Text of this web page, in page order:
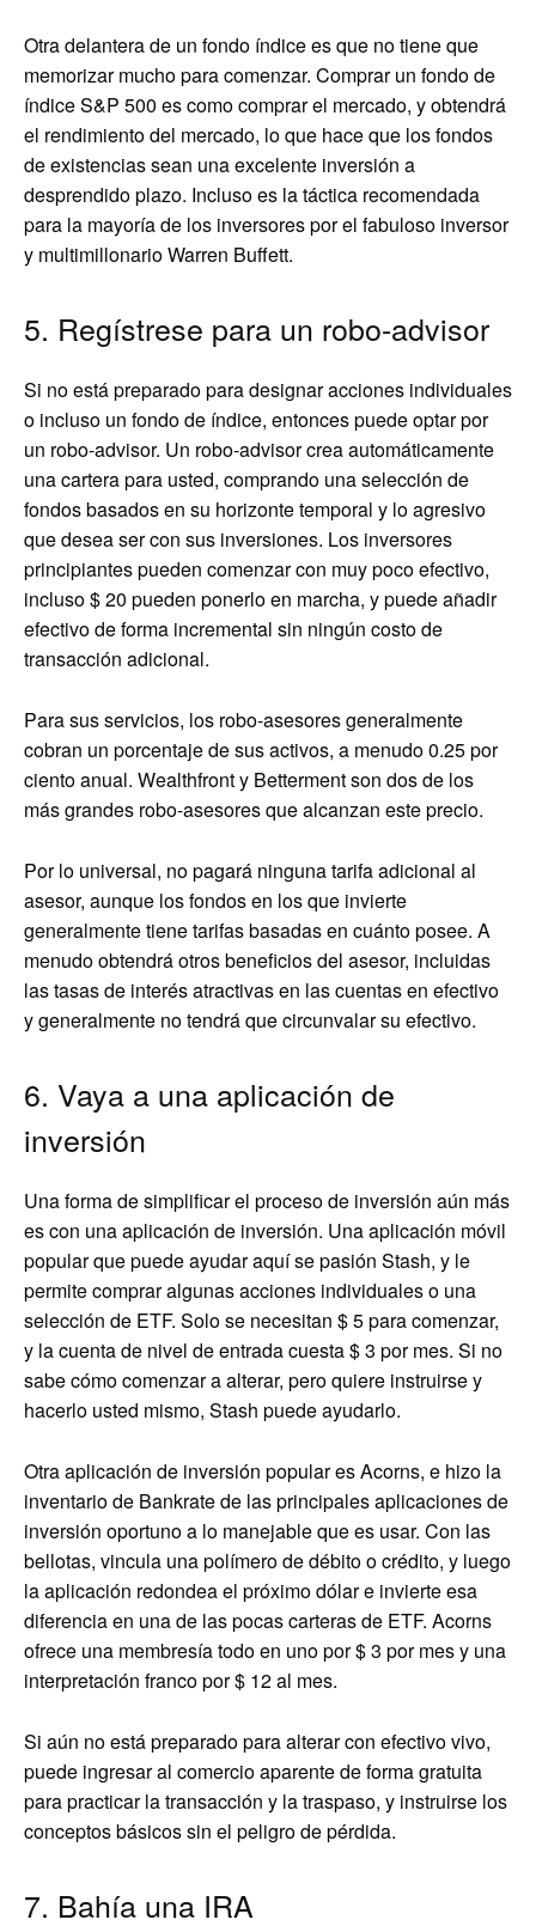
Otra delantera de un fondo índice es que no tiene que
memorizar mucho para comenzar. Comprar un fondo de
índice S&P 500 es como comprar el mercado, y obtendrá
el rendimiento del mercado, lo que hace que los fondos
de existencias sean una excelente inversión a
desprendido plazo. Incluso es la táctica recomendada
para la mayoría de los inversores por el fabuloso inversor
y multimillonario Warren Buffett.
5. Regístrese para un robo-advisor
Si no está preparado para designar acciones individuales
o incluso un fondo de índice, entonces puede optar por
un robo-advisor. Un robo-advisor crea automáticamente
una cartera para usted, comprando una selección de
fondos basados ​​en su horizonte temporal y lo agresivo
que desea ser con sus inversiones. Los inversores
principiantes pueden comenzar con muy poco efectivo,
incluso $ 20 pueden ponerlo en marcha, y puede añadir
efectivo de forma incremental sin ningún costo de
transacción adicional.
Para sus servicios, los robo-asesores generalmente
cobran un porcentaje de sus activos, a menudo 0.25 por
ciento anual. Wealthfront y Betterment son dos de los
más grandes robo-asesores que alcanzan este precio.
Por lo universal, no pagará ninguna tarifa adicional al
asesor, aunque los fondos en los que invierte
generalmente tiene tarifas basadas en cuánto posee. A
menudo obtendrá otros beneficios del asesor, incluidas
las tasas de interés atractivas en las cuentas en efectivo
y generalmente no tendrá que circunvalar su efectivo.
6. Vaya a una aplicación de
inversión
Una forma de simplificar el proceso de inversión aún más
es con una aplicación de inversión. Una aplicación móvil
popular que puede ayudar aquí se pasión Stash, y le
permite comprar algunas acciones individuales o una
selección de ETF. Solo se necesitan $ 5 para comenzar,
y la cuenta de nivel de entrada cuesta $ 3 por mes. Si no
sabe cómo comenzar a alterar, pero quiere instruirse y
hacerlo usted mismo, Stash puede ayudarlo.
Otra aplicación de inversión popular es Acorns, e hizo la
inventario de Bankrate de las principales aplicaciones de
inversión oportuno a lo manejable que es usar. Con las
bellotas, vincula una polímero de débito o crédito, y luego
la aplicación redondea el próximo dólar e invierte esa
diferencia en una de las pocas carteras de ETF. Acorns
ofrece una membresía todo en uno por $ 3 por mes y una
interpretación franco por $ 12 al mes.
Si aún no está preparado para alterar con efectivo vivo,
puede ingresar al comercio aparente de forma gratuita
para practicar la transacción y la traspaso, y instruirse los
conceptos básicos sin el peligro de pérdida.
7. Bahía una IRA